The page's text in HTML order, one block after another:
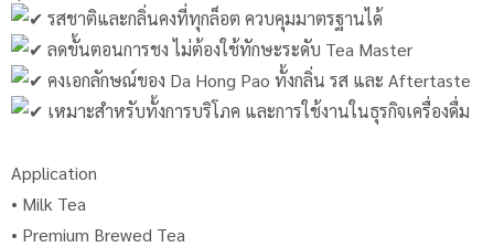
รสชาติและกลิ่นคงที่ทุกล็อต ควบคุมมาตรฐานได้
ลดขั้นตอนการชง ไม่ต้องใช้ทักษะระดับ Tea Master
คงเอกลักษณ์ของ Da Hong Pao ทั้งกลิ่น รส และ Aftertaste
เหมาะสำหรับทั้งการบริโภค และการใช้งานในธุรกิจเครื่องดื่ม
Application
• Milk Tea
• Premium Brewed Tea